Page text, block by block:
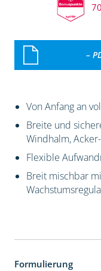
–
Von Anfang an
Breite und
Windhalm,
Flexible
Breit mischbar
Formulierung